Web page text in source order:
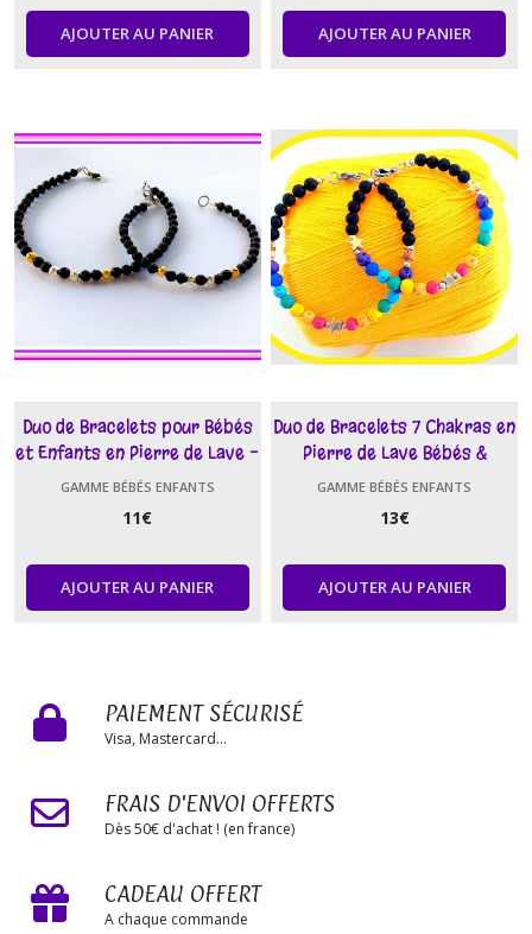
AJOUTER AU PANIER AJOUTER AU PANIER
Duo de Bracelets pour Bébés
et Enfants en Pierre de Lave -
Bijoux Bio-Quantiques
GAMME BÉBÉS ENFANTS
11€
AJOUTER AU PANIER
Duo de Bracelets 7 Chakras en
Pierre de Lave Bébés &
Enfants - Bijoux Bio-
GAMME BÉBÉS ENFANTS
13€
AJOUTER AU PANIER
PAIEMENT SÉCURISÉ
Visa, Mastercard...
FRAIS D'ENVOI OFFERTS
Dès 50€ d'achat ! (en france)
CADEAU OFFERT
A chaque commande